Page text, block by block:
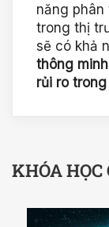
năng
trong thị
sẽ có khả
thông
rủi ro
KHÓA